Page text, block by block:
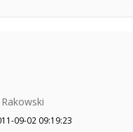
09-02 09:19:23